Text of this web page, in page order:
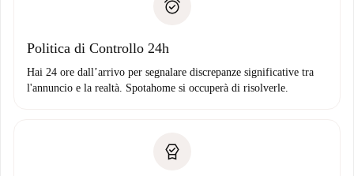
Domiciliazione del pagamento
solo se non segnali problemi.
Politica di Controllo 24h
Hai 24 ore dall’arrivo per segnalare discrepanze significative tra
l'annuncio e la realtà. Spotahome si occuperà di risolverle.